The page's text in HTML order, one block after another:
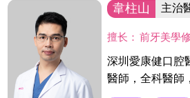
韋柱山
擅长： 前牙美學修複、根管治療、口腔修複、美容修複等。不僅熟練掌握
深圳愛康健口腔
醫師，全科醫師